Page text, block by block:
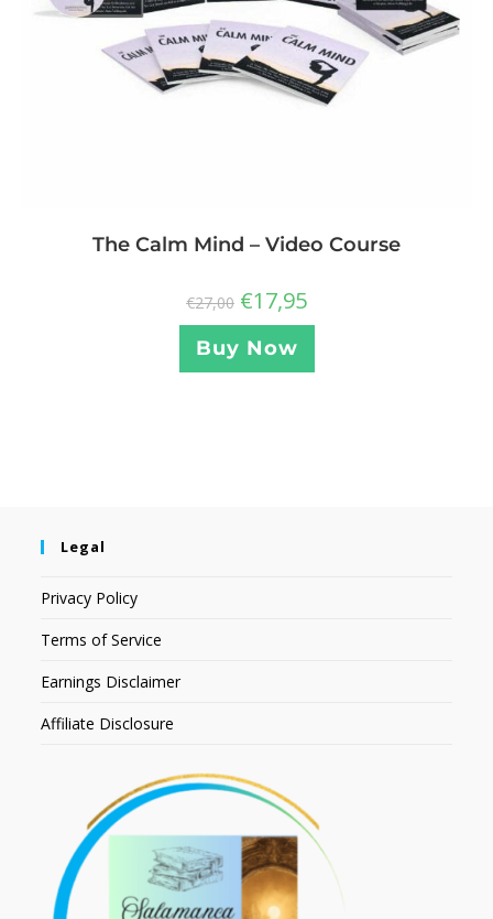
The Calm Mind – Video Course
€27,00 €17,95
Buy Now
Legal
Privacy Policy
Terms of Service
Earnings Disclaimer
Affiliate Disclosure